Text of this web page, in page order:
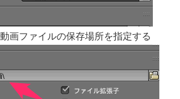
動画ファイルの保存場所を指定する